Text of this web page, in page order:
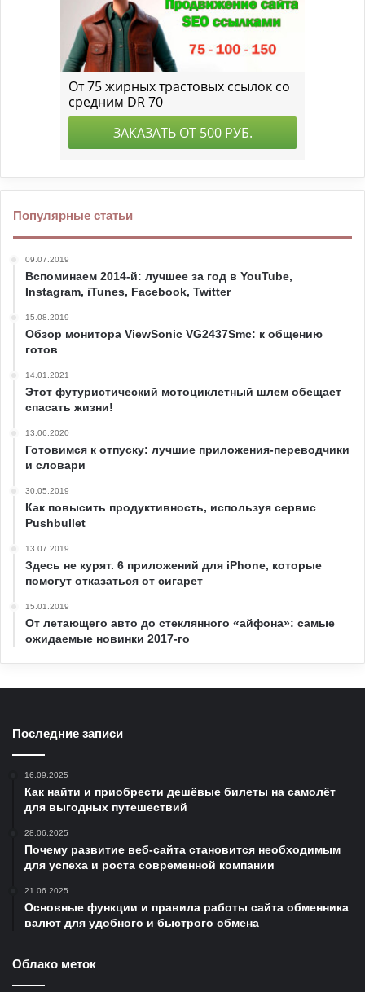
Популярные статьи
09.07.2019
Вспоминаем 2014-й: лучшее за год в YouTube,
Instagram, iTunes, Facebook, Twitter
15.08.2019
Обзор монитора ViewSonic VG2437Smc: к общению
готов
14.01.2021
Этот футуристический мотоциклетный шлем обещает
спасать жизни!
13.06.2020
Готовимся к отпуску: лучшие приложения-переводчики
и словари
30.05.2019
Как повысить продуктивность, используя сервис
Pushbullet
13.07.2019
Здесь не курят. 6 приложений для iPhone, которые
помогут отказаться от сигарет
15.01.2019
От летающего авто до стеклянного «айфона»: самые
ожидаемые новинки 2017-го
Последние записи
16.09.2025
Как найти и приобрести дешёвые билеты на самолёт
для выгодных путешествий
28.06.2025
Почему развитие веб-сайта становится необходимым
для успеха и роста современной компании
21.06.2025
Основные функции и правила работы сайта обменника
валют для удобного и быстрого обмена
Облако меток